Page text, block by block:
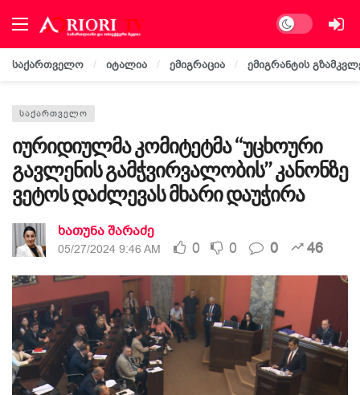
Dark mode
საქართველო იტალია ემიგრაცია ემიგრანტის
ᲡᲐᲥᲐᲠᲗᲕᲔᲚᲝ
იურიდიულმა კომიტეტმა “უცხოური
გავლენის გამჭვირვალობის” კანონზე
ვეტოს დაძლევას მხარი დაუჭირა
ხათუნა შარაძე
05/27/2024 9:46 AM 0 0 0 46